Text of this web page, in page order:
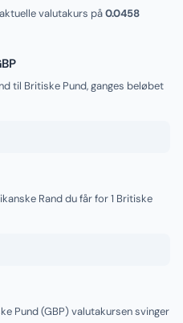
valutakurs på0.0458
til Britiske Pund, ganges beløbet
Rand du får for 1 Britiske
Pund (GBP) valutakursen svinger